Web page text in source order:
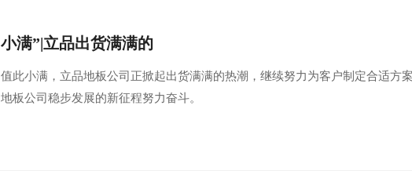
小满”|立品出货满满的
值此小满，立品地板公司正掀起出货满满的热潮，继续努力为客户制定合适方
地板公司稳步发展的新征程努力奋斗。